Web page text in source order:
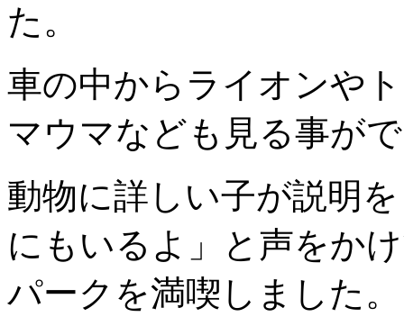
た。
車の中からライオンや
マウマなども見る事が
動物に詳しい子が説明
にもいるよ」と声をか
パークを満喫しました。